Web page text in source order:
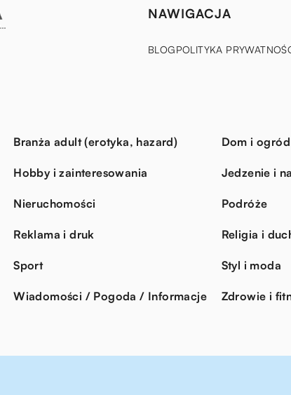
NAWIGACJA
BLOGPOLITYKA
Branża adult (erotyka, hazard) Dom i ogród
Hobby i zainteresowania Jedzenie i
Nieruchomości Podróże
Reklama i druk Religia i
Sport Styl i moda
Wiadomości / Pogoda / Informacje Zdrowie i